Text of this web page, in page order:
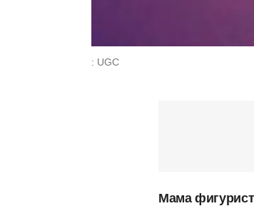
: UGC
Мама